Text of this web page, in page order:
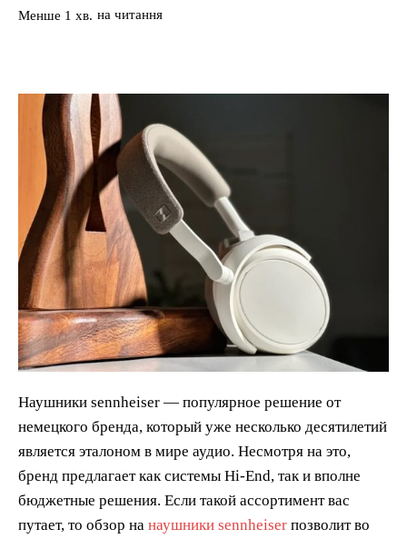
Менше 1 хв. на читання
Наушники sennheiser — популярное решение от
немецкого бренда, который уже несколько десятилетий
является эталоном в мире аудио. Несмотря на это,
бренд предлагает как системы Hi-End, так и вполне
бюджетные решения. Если такой ассортимент вас
путает, то обзор на наушники sennheiser позволит во